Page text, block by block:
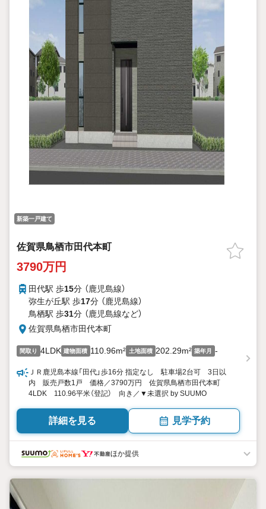
新築一戸建て
佐賀県鳥栖市田代本町
3790万円
田代駅 歩15分 （鹿児島線）
弥生が丘駅 歩17分 （鹿児島線）
鳥栖駅 歩31分 （鹿児島線など）
佐賀県鳥栖市田代本町
間取り 4LDK 建物面積 110.96m² 土地面積 202.29m² 築年月 -
ＪＲ鹿児島本線「田代」歩16分 指定なし 駐車場2台可 3日以
内 販売戸数1戸 価格／3790万円 佐賀県鳥栖市田代本町
4LDK 110.96平米（登記） 向き／▼未選択 by SUUMO
詳細を見る 見学予約
ほか提供